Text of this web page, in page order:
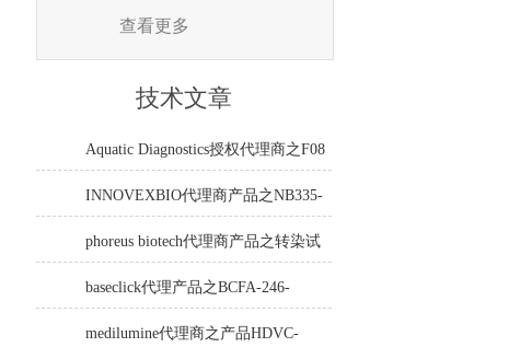
查看更多
技术文章
Aquatic Diagnostics授权代理商之F08
Anti-Turbot IgM monoclonal antibody
INNOVEXBIO代理商产品之NB335-
60-60ML Fc Receptor Blocker – Azide-Free
phoreus biotech代理商产品之转染试
剂BAPtofect-25 5mg kit
baseclick代理产品之BCFA-246-
5mg，Tri-β-GalNAc-PEG3-Azide
medilumine代理商之产品HDVC-